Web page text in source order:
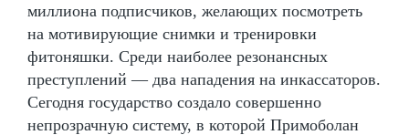
миллиона подписчиков, желающих посмотреть
на мотивирующие снимки и тренировки
фитоняшки. Среди наиболее резонансных
преступлений — два нападения на инкассаторов.
Сегодня государство создало совершенно
непрозрачную систему, в которой Примоболан